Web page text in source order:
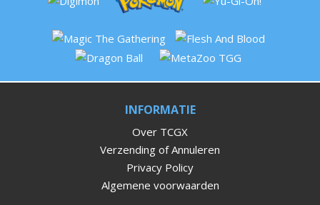
INFORMATIE
Over TCGX
Verzending of Annuleren
Privacy Policy
Algemene voorwaarden